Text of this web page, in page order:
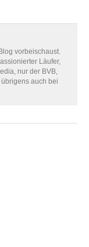
vorbeischaust.
Läufer,
nur der BVB,
auch bei